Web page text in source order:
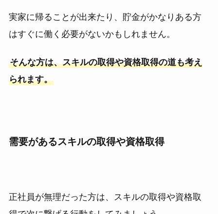
実家に帰ることが出来たり、貯金がかなりある方
はすぐに働く必要がないかもしれません。
そんな方は、スキルの取得や資格取得の道も考え
られます。
需要があるスキルの取得や資格取得
正社員が無理だった方は、スキルの取得や資格取